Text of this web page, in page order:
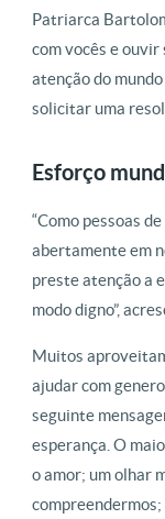
Patriarca
com vocês e ouvir
atenção do
solicitar uma
Esforço
“Como pessoas
abertamente em
preste atenção a
modo digno”,
Muitos
ajudar com
seguinte
esperança. O
o amor; um olhar